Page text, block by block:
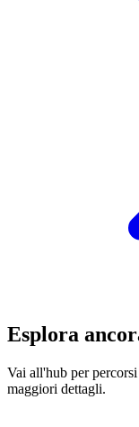
Esplora
Vai all'hub per
maggiori dettagli.